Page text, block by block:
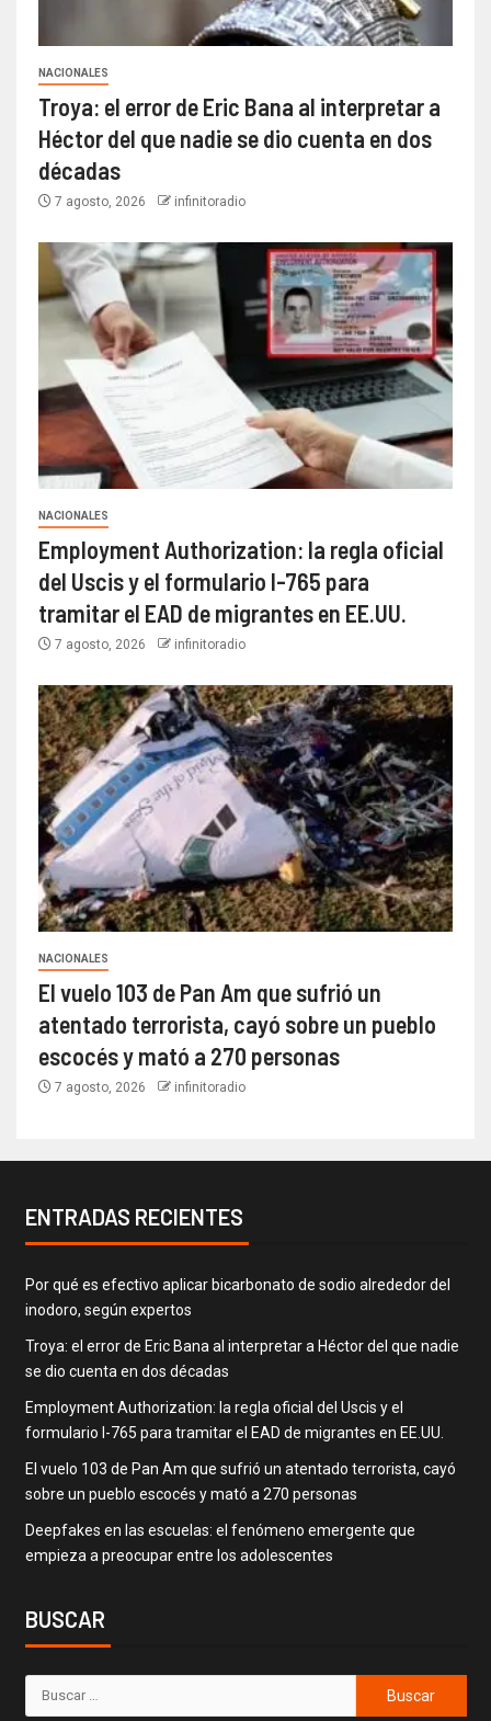
NACIONALES
Troya: el error de Eric Bana al interpretar a
Héctor del que nadie se dio cuenta en dos
décadas
7 agosto, 2026 infinitoradio
NACIONALES
Employment Authorization: la regla oficial
del Uscis y el formulario I-765 para
tramitar el EAD de migrantes en EE.UU.
7 agosto, 2026 infinitoradio
NACIONALES
El vuelo 103 de Pan Am que sufrió un
atentado terrorista, cayó sobre un pueblo
escocés y mató a 270 personas
7 agosto, 2026 infinitoradio
ENTRADAS RECIENTES
Por qué es efectivo aplicar bicarbonato de sodio alrededor del
inodoro, según expertos
Troya: el error de Eric Bana al interpretar a Héctor del que nadie
se dio cuenta en dos décadas
Employment Authorization: la regla oficial del Uscis y el
formulario I-765 para tramitar el EAD de migrantes en EE.UU.
El vuelo 103 de Pan Am que sufrió un atentado terrorista, cayó
sobre un pueblo escocés y mató a 270 personas
Deepfakes en las escuelas: el fenómeno emergente que
empieza a preocupar entre los adolescentes
BUSCAR